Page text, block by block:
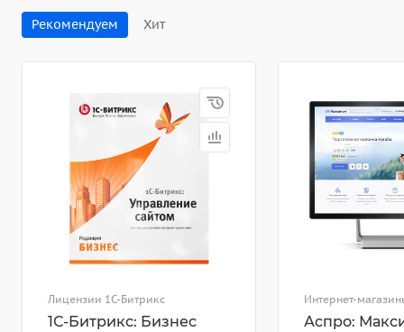
Рекомендуем Хит
Лицензии 1С-Битрикс
1С-Битрикс: Бизнес
Интернет-
Аспро: